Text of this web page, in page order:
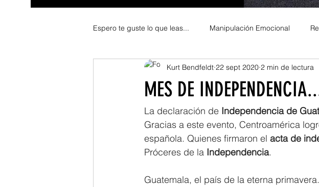
Espero te guste lo que leas... Manipulación Emocional
Fe y Espiritualidad Reflexiones Personales
MES DE
Kurt Bendfeldt 22 sept 2020 2 min de lectura
La declaración de Independencia de
Gracias a este evento, Centroamérica
española. Quienes firmaron el acta de
Próceres de la Independencia.
Guatemala, el país de la eterna